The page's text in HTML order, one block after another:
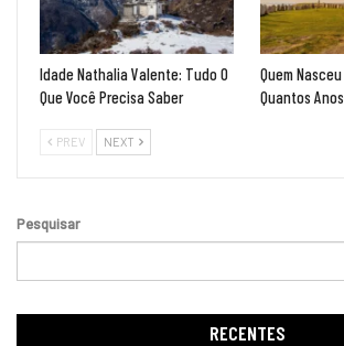
Idade Nathalia Valente: Tudo O
Que Você Precisa Saber
Quem
Quantos
PREV NEXT
Pesquisar
RECENTES